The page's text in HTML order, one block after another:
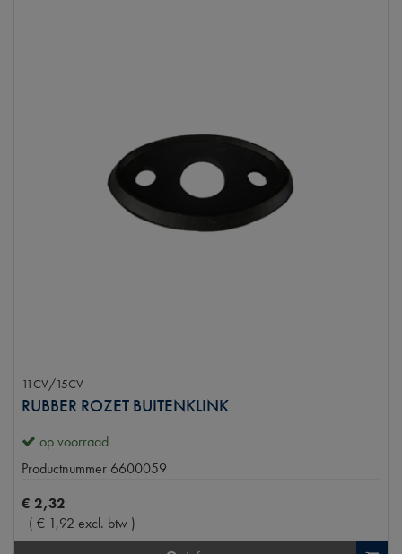
11CV/15CV
RUBBER ROZET BUITENKLINK
op voorraad
Productnummer 6600059
€ 2,32
( € 1,92 excl. btw )